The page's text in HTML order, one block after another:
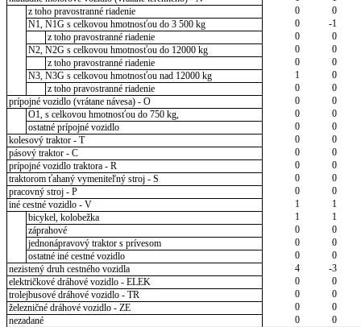
z toho pravostranné riadenie
0
0
N1, N1G s celkovou hmotnosťou do 3 500 kg
0
-1
z toho pravostranné riadenie
0
0
N2, N2G s celkovou hmotnosťou do 12000 kg
0
0
z toho pravostranné riadenie
0
0
N3, N3G s celkovou hmotnosťou nad 12000 kg
1
0
z toho pravostranné riadenie
0
0
prípojné vozidlo (vrátane návesa) - O
0
0
O1, s celkovou hmotnosťou do 750 kg,
0
0
ostatné prípojné vozidlo
0
0
kolesový traktor - T
0
0
pásový traktor - C
0
0
prípojné vozidlo traktora - R
0
0
traktorom ťahaný vymeniteľný stroj - S
0
0
pracovný stroj - P
0
0
iné cestné vozidlo - V
1
1
bicykel, kolobežka
1
1
záprahové
0
0
jednonápravový traktor s prívesom
0
0
ostatné iné cestné vozidlo
0
0
nezistený druh cestného vozidla
4
-3
električkové dráhové vozidlo - ELEK
0
0
trolejbusové dráhové vozidlo - TR
0
0
železničné dráhové vozidlo - ZE
0
0
nezadané
0 0